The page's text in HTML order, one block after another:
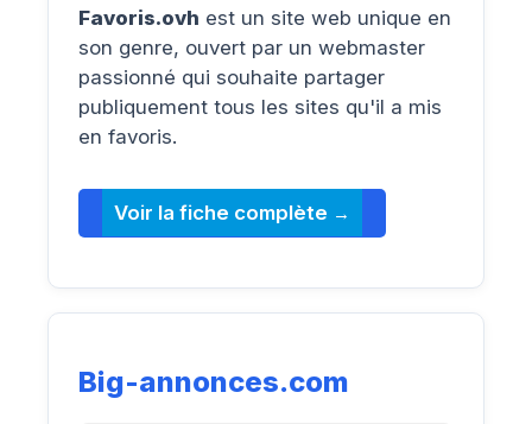
Favoris.ovh est un site web unique en
son genre, ouvert par un webmaster
passionné qui souhaite partager
publiquement tous les sites qu'il a mis
en favoris.
Voir la fiche complète
Big-annonces.com